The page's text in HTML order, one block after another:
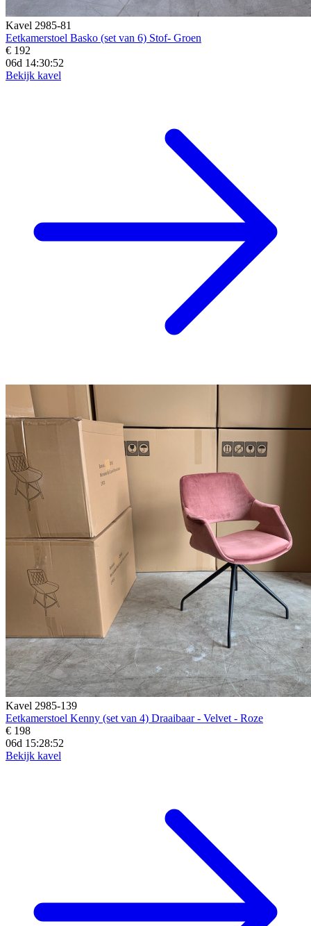
Kavel 2985-81
Eetkamerstoel Basko (set van 6) Stof- Groen
€ 192
06d 14:30:50
Bekijk kavel
Kavel 2985-139
Eetkamerstoel Kenny (set van 4) Draaibaar - Velvet - Roze
€ 198
06d 15:28:50
Bekijk kavel